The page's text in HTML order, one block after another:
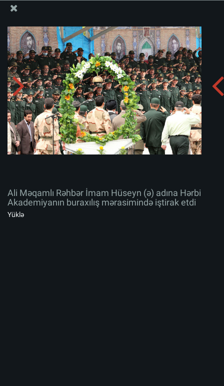
Ali Məqamlı Rəhbər İmam Hüseyn (ə) adına Hərbi
Akademiyanın buraxılış mərasimində iştirak etdi
Albomu yüklə:
Ali Məqamlı Rəhbər İmam Hüseyn (ə) adına Hərbi
Akademiyanın buraxılış mərasimində iştirak etdi
Yüklə